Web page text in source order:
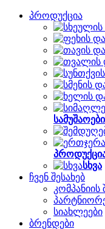
პროდუქცია
სამუშაოები
სხვა
ჩვენ შესახებ
კომპანიის
სიახლეები
ბრენდები